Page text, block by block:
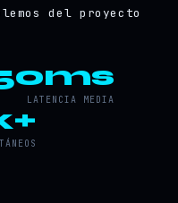
del proyecto
LATENCIA MEDIA